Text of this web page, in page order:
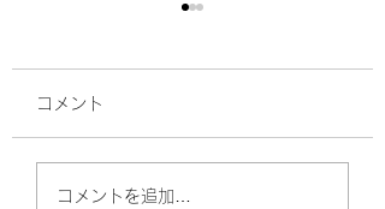
高3の夏からでも遅くな
コメント
コメントを追加…